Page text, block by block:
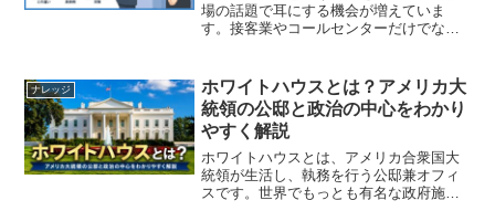
場の話題で耳にする機会が増えていま
す。接客業やコールセンターだけでな
っている言葉のひとつです。しかし、
「正当なクレームとの違いがよく...
ナレッジ
ホワイトハウスとは？アメリカ大
統領の公邸と政治の中心をわかり
やすく解説
ホワイトハウスとは、アメリカ合衆国大
統領が生活し、執務を行う公邸兼オフィ
スです。世界でもっとも有名な政府施設